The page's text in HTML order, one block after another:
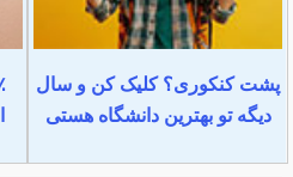
پشت کنکوری؟ کلیک کن و سال
دیگه تو بهترین دانشگاه هستی